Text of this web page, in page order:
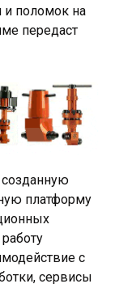
и поломок на
передаст
платформу
с
сервисы